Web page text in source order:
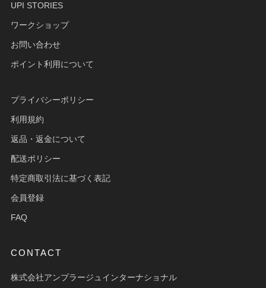
UPI STORIES
ワークショップ
お問い合わせ
ポイント利用について
プライバシーポリシー
利用規約
返品・返金について
配送ポリシー
特定商取引法に基づく表記
会員登録
FAQ
CONTACT
株式会社アンプラージュインターナショナル